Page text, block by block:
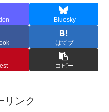
Bluesky
はてブ
コピー
リンク